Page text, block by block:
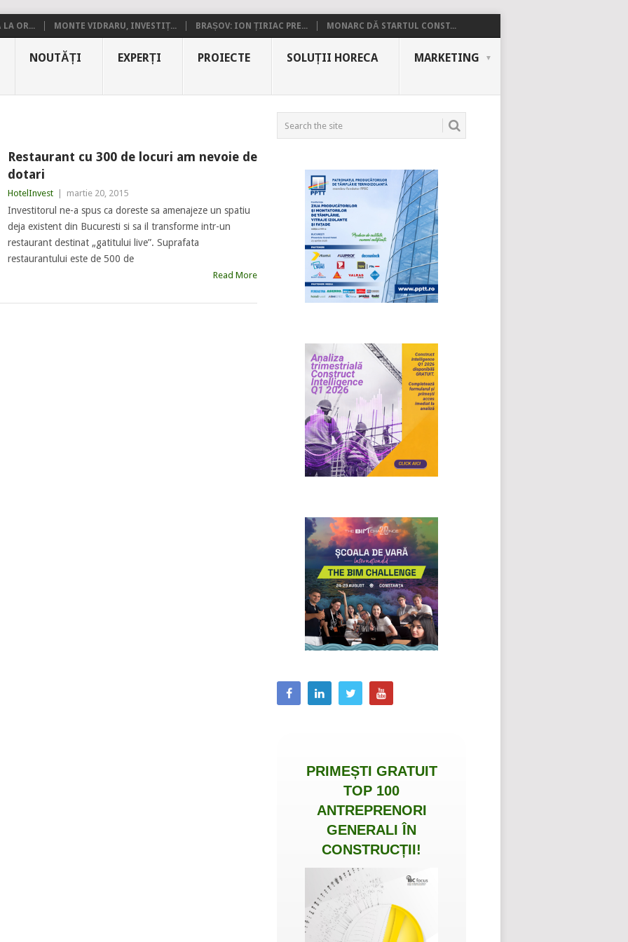
LA OR... MONTE VIDRARU, INVESTIȚ... BRAȘOV: ION ȚIRIAC PRE... MONARC DĂ STARTUL CONST...
NOUTĂȚI EXPERȚI PROIECTE SOLUȚII HORECA MARKETING
Restaurant cu 300 de locuri am nevoie de
dotari
HotelInvest martie 20, 2015
Investitorul ne-a spus ca doreste sa amenajeze un spatiu
deja existent din Bucuresti si sa il transforme intr-un
restaurant destinat „gatitului live”. Suprafata
restaurantului este de 500 de
Read More
PRIMEȘTI GRATUIT
TOP 100
ANTREPRENORI
GENERALI ÎN
CONSTRUCȚII!